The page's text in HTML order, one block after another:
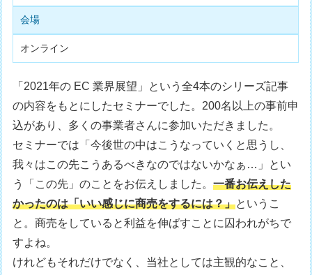
会場
オンライン
「2021年の EC 業界展望」という全4本のシリーズ記事
の内容をもとにしたセミナーでした。200名以上の事前申
込があり、多くの事業者さんに参加いただきました。
セミナーでは「今後世の中はこうなっていくと思うし、
我々はこの先こうあるべきなのではないかなぁ…」とい
う「この先」のことをお伝えしました。一番お伝えした
かったのは「いい感じに商売をするには？」というこ
と。商売をしていると利益を伸ばすことに囚われがちで
すよね。
けれどもそれだけでなく、当社としては主観的なこと、